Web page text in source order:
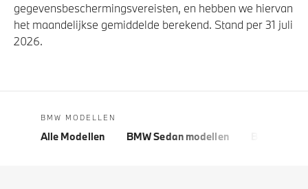
gegevensbeschermingsvereisten, en hebben we hiervan
het maandelijkse gemiddelde berekend. Stand per 31 juli
2026.
BMW MODELLEN
Alle Modellen BMW Sedan modellen